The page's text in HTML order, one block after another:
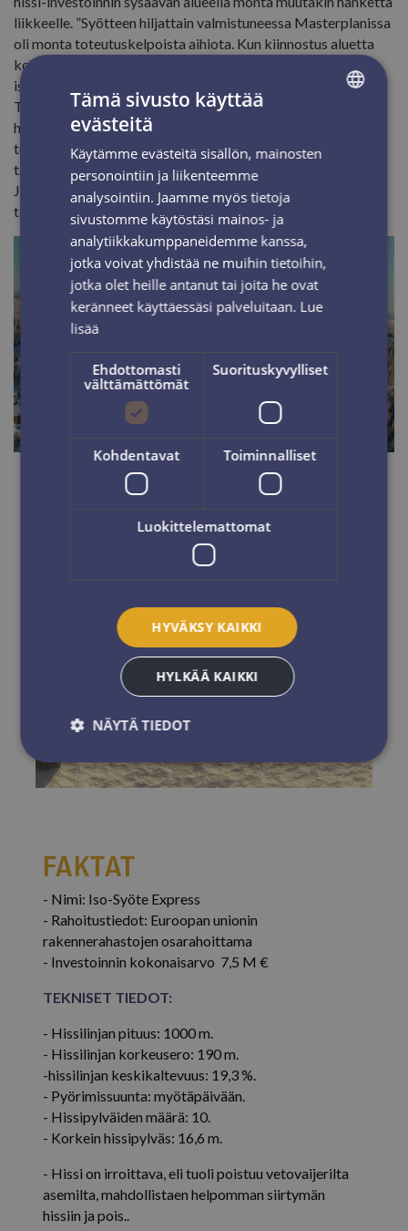
liikkeelle. ”Syötteen hiljattain valmistuneessa Masterplanissa
oli monta toteutuskelpoista aihiota. Kun kiinnostus aluetta
kohtaan kasvaa vielä hiukan, näemme varmasti useamman
isomman projektin toteutumisen lähivuosina, ”kertoo Mikko
Terentjeff. Vaikka alueen palvelut ovat jo entuudestaan
hyvällä tolalla, kaivataan Iso-Syötteelle silti lisää aktiivisia
toimijoita: ”Palveluille ja vuodepaikoille on kysyntää sekä
talvikauden ajan, että ympärivuotisesti, ”kertoo Terentjeff-
Jaurakkajärvi ja toivottaa uudet toimijat lämpimästi
tervetulleeksi alueelle.
FAKTAT
- Nimi: Iso-Syöte Express
- Rahoitustiedot: Euroopan unionin
rakennerahastojen osarahoittama
- Investoinnin kokonaisarvo 7,5 M €
TEKNISET TIEDOT:
- Hissilinjan pituus: 1000 m.
- Hissilinjan korkeusero: 190 m.
-hissilinjan keskikaltevuus: 19,3 %.
- Pyörimissuunta: myötäpäivään.
- Hissipylväiden määrä: 10.
- Korkein hissipylväs: 16,6 m.
- Hissi on irroittava, eli tuoli poistuu vetovaijerilta
asemilta, mahdollistaen helpomman siirtymän
hissiin ja pois..
ENGLISH
Tämä sivusto käyttää
evästeitä
Käytämme evästeitä sisällön, mainosten
personointiin ja liikenteemme
analysointiin. Jaamme myös tietoja
sivustomme käytöstäsi mainos- ja
analytiikkakumppaneidemme kanssa,
jotka voivat yhdistää ne muihin tietoihin,
jotka olet heille antanut tai joita he ovat
keränneet käyttäessäsi palveluitaan. Lue
lisää
Ehdottomasti
välttämättömät
Suorituskyvylliset
Kohdentavat Toiminnalliset
Luokittelemattomat
HYVÄKSY KAIKKI
HYLKÄÄ KAIKKI
NÄYTÄ TIEDOT
mahdollistavat verkkosivuston perustoiminnot,
kuten käyttäjän kirjautumisen ja tilinhallinnan.
Sivustoa ei voida käyttää oikein ilman ehdottoman
välttämättömiä evästeitä.
Palveluntarjoaja /
VISITOR_PRIVACY_METADATA
YouTube
.youtube.com